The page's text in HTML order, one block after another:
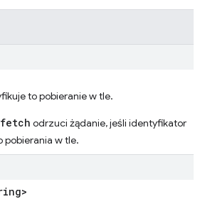
to pobieranie w tle.
odrzuci żądanie, jeśli identyfikator
pobierania w tle.